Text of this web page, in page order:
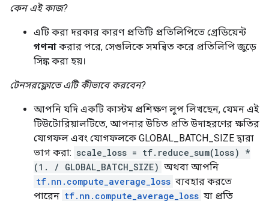
    }
  args {
    type_id: TFT_DATASET
    args {
      type_id: TFT_PRODUCT
      args {
        type_id: TFT_TENSOR
        args {
          type_id: TFT_FLOAT
        }
      }
      args {
        type_id: TFT_TENSOR
        args {
          type_id: TFT_UINT8
কেন এই কাজ?
এটি করা দরকার কারণ প্রতিটি প্রতিলিপিতে গ্রেডিয়েন্ট
গণনা করার পরে, সেগুলিকে সমন্বিত করে প্রতিলিপি জুড়ে
সিঙ্ক করা হয়।
টেনসরফ্লোতে এটি কীভাবে করবেন?
আপনি যদি একটি কাস্টম প্রশিক্ষণ লুপ লিখছেন, যেমন এই
টিউটোরিয়ালটিতে, আপনার উচিত প্রতি উদাহরণের ক্ষতির
যোগফল এবং যোগফলকে GLOBAL_BATCH_SIZE দ্বারা
ভাগ করা: scale_loss = tf.reduce_sum(loss) *
(1. / GLOBAL_BATCH_SIZE) অথবা আপনি
tf.nn.compute_average_loss ব্যবহার করতে
পারেন tf.nn.compute_average_loss যা প্রতি